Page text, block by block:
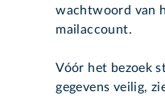
wachtwoord van
mailaccount.
Vóór het bezoek
gegevens veilig,